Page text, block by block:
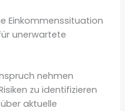
Einkommenssituation
unerwartete
nehmen
zu identifizieren
aktuelle